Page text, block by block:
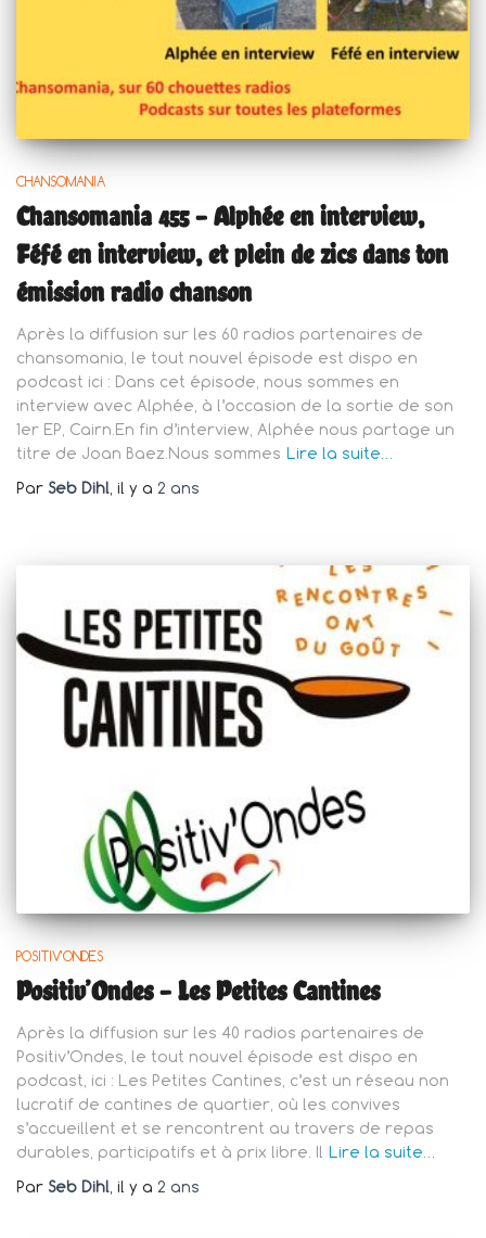
CHANSOMANIA
Chansomania 455 – Alphée en interview,
Féfé en interview, et plein de zics dans ton
émission radio chanson
Après la diffusion sur les 60 radios partenaires de
chansomania, le tout nouvel épisode est dispo en
podcast ici : Dans cet épisode, nous sommes en
interview avec Alphée, à l’occasion de la sortie de son
1er EP, Cairn.En fin d’interview, Alphée nous partage un
titre de Joan Baez.Nous sommes Lire la suite…
Par Seb Dihl , il y a 2 ans
POSITIV'ONDES
Positiv’Ondes – Les Petites Cantines
Après la diffusion sur les 40 radios partenaires de
Positiv’Ondes, le tout nouvel épisode est dispo en
podcast, ici : Les Petites Cantines, c’est un réseau non
lucratif de cantines de quartier, où les convives
s’accueillent et se rencontrent au travers de repas
durables, participatifs et à prix libre. Il Lire la suite…
Par Seb Dihl, il y a 2 ans